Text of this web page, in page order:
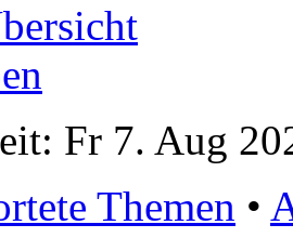
Fr 7. Aug
Themen •